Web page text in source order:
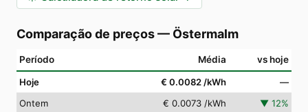
Comparação de preços— Östermalm
Período Média vs hoje
Hoje € 0.0082 /kWh
—
Ontem
€ 0.0073 /kWh ▼ 12%